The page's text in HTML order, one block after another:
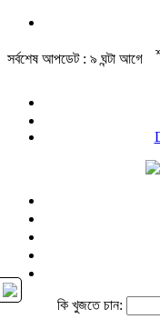
সর্বশেষ আপডেট : ৯ ঘন্টা আগে
কি খুজতে চান: